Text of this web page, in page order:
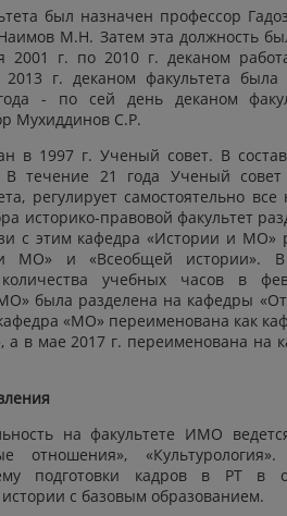
был назначен профессор
М.Н. Затем эта должность
2001 г. по 2010 г. деканом
г. деканом факультета
- по сей день деканом
Мухиддинов С.Р.
в 1997 г. Ученый совет. В
В течение 21 года Ученый
регулирует самостоятельно
историко-правовой факультет
с этим кафедра «Истории и МО»
и МО» и «Всеобщей истории».
количества учебных часов в
была разделена на кафедры
«МО» переименована как
а в мае 2017 г. переименована на
на факультете ИМО
отношения»,
подготовки кадров в РТ в
с базовым образованием.